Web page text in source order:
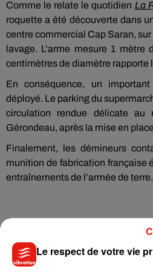
Comme le relate le quotidien La
roquette a été découverte dans
centre commercial Cap Saran,
lavage. L’arme mesure 1
centimètres de diamètre rapporte
En conséquence, un
déployé. Le parking du
circulation rendue délicate au
Gérondeau, après la mise en
Finalement, les démineurs
munition de fabrication française
entraînements de l’armée de terre.
Le respect de votre vie